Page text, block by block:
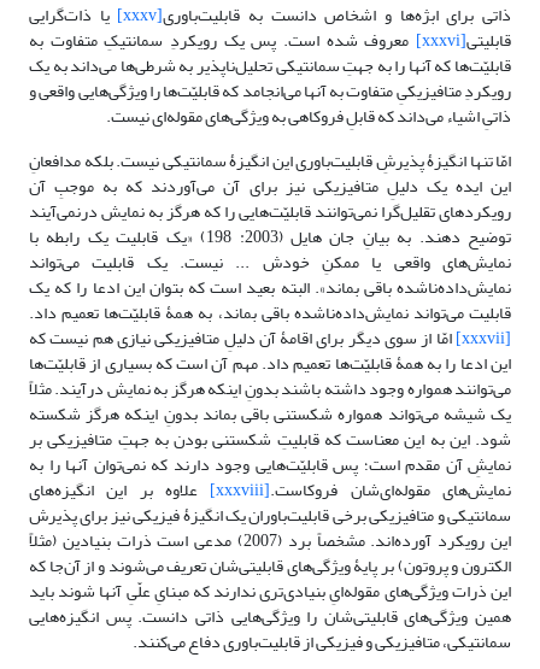
ذاتی برای ابژه‌ها و اشخاص دانست به قابلیت‌باوری[xxxv] یا ذات‌گرایی
قابلیتی[xxxvi] معروف شده است. پس یک رویکردِ سمانتیکِ متفاوت به
قابلیّت‌ها که آنها را به جهتِ سمانتیکی تحلیل‌ناپذیر به شرطی‌ها می‌داند به یک
رویکردِ متافیزیکیِ متفاوت به آنها می‌انجامد که قابلیّت‌ها را ویژگی‌هایی واقعی و
ذاتیِ اشیاء می‌داند که قابلِ فروکاهی به ویژگی‌های مقوله‌ای نیست.
امّا تنها انگیزۀ پذیرشِ قابلیت‌باوری این انگیزۀ سمانتیکی نیست. بلکه مدافعانِ
این ایده یک دلیلِ متافیزیکی نیز برای آن می‌آوردند که به موجبِ آن
رویکردهای تقلیل‌گرا نمی‌توانند قابلیّت‌هایی را که هرگز به نمایش درنمی‌آیند
توضیح دهند. به بیانِ جان هایل (2003: 198) «یک قابلیت یک رابطه با
نمایش‌های واقعی یا ممکنِ خودش ... نیست. یک قابلیت می‌تواند
نمایش‌داده‌ناشده باقی بماند». البته بعید است که بتوان این ادعا را که یک
قابلیت می‌تواند نمایش‌داده‌ناشده باقی بماند، به همۀ قابلیّت‌ها تعمیم داد.
[xxxvii] امّا از سوی دیگر برای اقامۀ آن دلیلِ متافیزیکی نیازی هم نیست که
این ادعا را به همۀ قابلیّت‌ها تعمیم داد. مهم آن است که بسیاری از قابلیّت‌ها
می‌توانند همواره وجود داشته باشند بدونِ اینکه هرگز به نمایش درآیند. مثلاً
یک شیشه می‌تواند همواره شکستنی باقی بماند بدونِ اینکه هرگز شکسته
شود. این به این معناست که قابلیتِ شکستنی بودن به جهتِ متافیزیکی بر
نمایشِ آن مقدم است؛ پس قابلیّت‌هایی وجود دارند که نمی‌توان آنها را به
نمایش‌های مقوله‌ای‌شان فروکاست.[xxxviii] علاوه بر این انگیزه‌های
سمانتیکی و متافیزیکی برخی قابلیت‌باوران یک انگیزۀ فیزیکی نیز برای پذیرش
این رویکرد آورده‌اند. مشخصاً برد (2007) مدعی است ذرات بنیادین (مثلاً
الکترون و پروتون) بر پایۀ ویژگی‌های قابلیتی‌شان تعریف می‌شوند و از آن‌جا که
این ذرات ویژگی‌های مقوله‌ایِ بنیادی‌تری ندارند که مبنایِ علّیِ آنها شوند باید
همین ویژگی‌های قابلیتی‌شان را ویژگی‌هایی ذاتی دانست. پس انگیزه‌هایی
سمانتیکی، متافیزیکی و فیزیکی از قابلیت‌باوری دفاع می‌کنند.